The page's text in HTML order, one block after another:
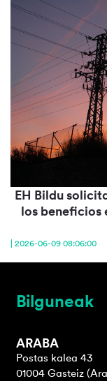
EH Bildu
los beneficios
| 2026-06-09 08:06:00
Bilguneak
ARABA
Postas kalea 43
01004 Gasteiz